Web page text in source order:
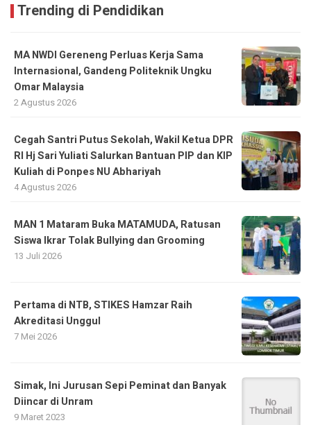
Trending di Pendidikan
MA NWDI Gereneng Perluas Kerja Sama
Internasional, Gandeng Politeknik Ungku
Omar Malaysia
2 Agustus 2026
Cegah Santri Putus Sekolah, Wakil Ketua DPR
RI Hj Sari Yuliati Salurkan Bantuan PIP dan KIP
Kuliah di Ponpes NU Abhariyah
4 Agustus 2026
MAN 1 Mataram Buka MATAMUDA, Ratusan
Siswa Ikrar Tolak Bullying dan Grooming
13 Juli 2026
Pertama di NTB, STIKES Hamzar Raih
Akreditasi Unggul
7 Mei 2026
Simak, Ini Jurusan Sepi Peminat dan Banyak
Diincar di Unram
9 Maret 2023